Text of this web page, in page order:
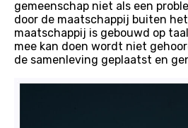
gemeenschap niet als een
door de maatschappij buiten
maatschappij is gebouwd op
mee kan doen wordt niet
de samenleving geplaatst en